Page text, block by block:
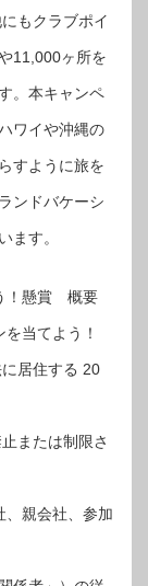
もクラブポイ
11,000ヶ所を
。本キャンペ
ワイや沖縄の
すように旅を
ンドバケーシ
ます。
！懸賞 概要
当てよう！
居住する 20
たは制限さ
会社、参加